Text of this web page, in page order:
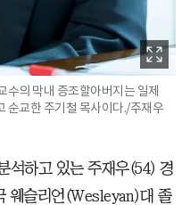
수의 막내 증조할아버지는 일제
순교한 주기철 목사이다./주재우
석하고 있는 주재우(54) 경
웨슬리언(Wesleyan)대 졸